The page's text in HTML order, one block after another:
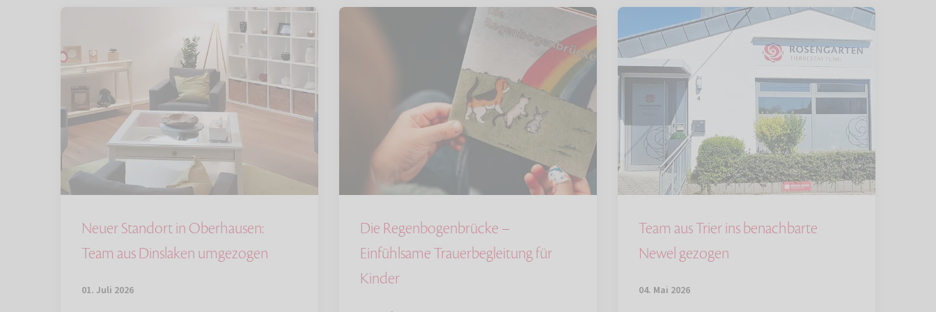
Neuer Standort in Oberhausen:
Team aus Dinslaken umgezogen
01. Juli 2026
Die Regenbogenbrücke –
Einfühlsame Trauerbegleitung für
Kinder
Team aus Trier ins benachbarte
Newel gezogen
04. Mai 2026